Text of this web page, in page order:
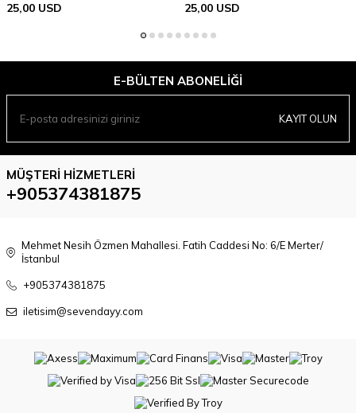
25,00 USD 25,00USD
E-BÜLTEN ABONELIĞI
KAYIT OLUN
MÜŞTERI HIZMETLERI
+905374381875
Mehmet Nesih Özmen Mahallesi. Fatih Caddesi No: 6/E Merter/
İstanbul
+905374381875
iletisim@sevendayy.com